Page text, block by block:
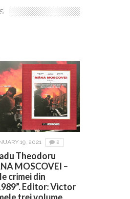
19, 2021 2
Theodoru
MOSCOVEI –
crimei din
Editor: Victor